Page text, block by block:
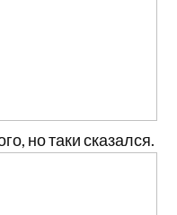
но таки сказался.